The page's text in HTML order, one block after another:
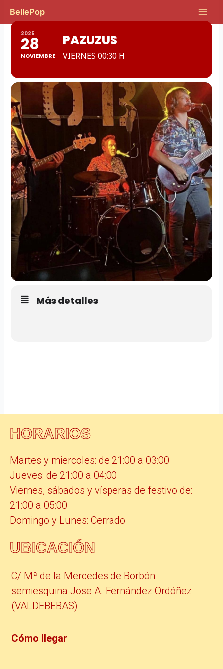
contenido
BellePop
Main
2025
28
NOVIEMBRE
PAZUZUS
VIERNES 00:30 H
Más detalles
HORARIOS
Martes y miercoles: de 21:00 a 03:00
Jueves: de 21:00 a 04:00
Viernes, sábados y vísperas de festivo de:
21:00 a 05:00
Domingo y Lunes: Cerrado
UBICACIÓN
C/ Mª de la Mercedes de Borbón
semiesquina Jose A. Fernández Ordóñez
(VALDEBEBAS)
Cómo llegar